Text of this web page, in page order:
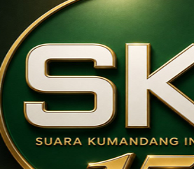
Suarakumandang.com,
Magetan, Jawa Timur tahun
1945 suaranya tidak terdengar,
dari sekian peserta
Mutiara Anindya Paskibraka
tersebut sangat disayangkan.
rusak.